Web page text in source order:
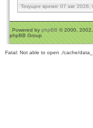
Текущее время: 07 авг 2026,
Powered by phpBB © 2000,
phpBB Group
Fatal: Not able to open ./cache/